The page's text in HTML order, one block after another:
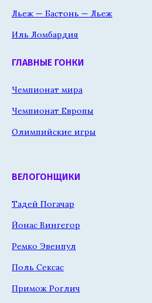
Льеж — Бастонь — Льеж
Иль Ломбардия
ГЛАВНЫЕ ГОНКИ
Чемпионат мира
Чемпионат Европы
Олимпийские игры
ВЕЛОГОНЩИКИ
Тадей Погачар
Йонас Вингегор
Ремко Эвенпул
Поль Сексас
Примож Роглич